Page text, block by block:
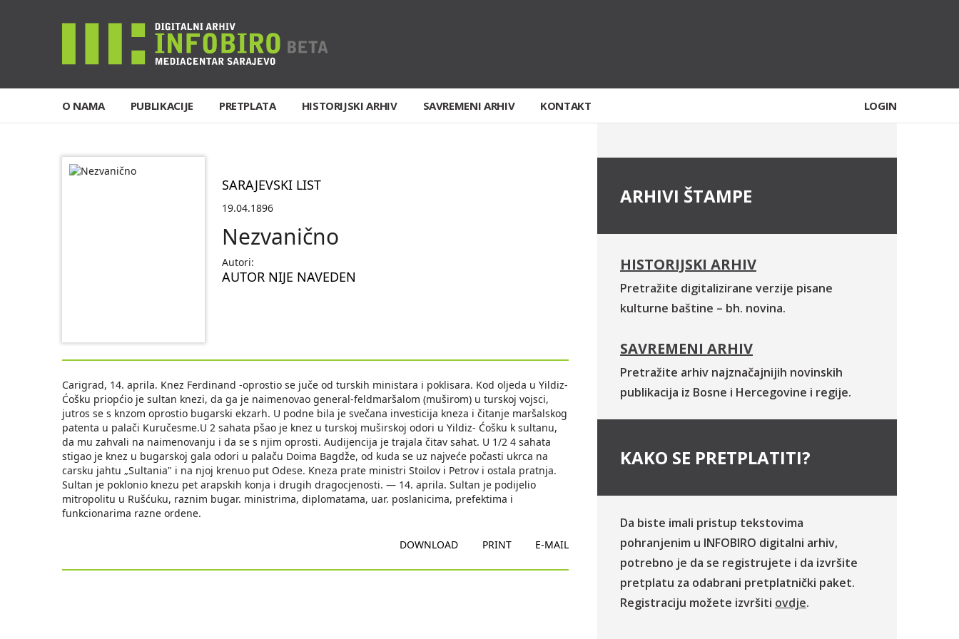
O NAMA PUBLIKACIJE PRETPLATA HISTORIJSKI ARHIV SAVREMENI ARHIV KONTAKT LOGIN
SARAJEVSKI LIST
19.04.1896
Nezvanično
Autori:
AUTOR NIJE NAVEDEN
Carigrad, 14. aprila. Knez Ferdinand -oprostio se juče od turskih ministara i poklisara. Kod oljeda u Yildiz-
Ćošku priopćio je sultan knezi, da ga je naimenovao general-feldmaršalom (muširom) u turskoj vojsci,
jutros se s knzom oprostio bugarski ekzarh. U podne bila je svečana investicija kneza i čitanje maršalskog
patenta u palači Kuručesme.U 2 sahata pšao je knez u turskoj muširskoj odori u Yildiz- Ćošku k sultanu,
da mu zahvali na naimenovanju i da se s njim oprosti. Audijencija je trajala čitav sahat. U 1/2 4 sahata
stigao je knez u bugarskoj gala odori u palaču Doima Bagdže, od kuda se uz najveće počasti ukrca na
carsku jahtu „Sultania" i na njoj krenuo put Odese. Kneza prate ministri Stoilov i Petrov i ostala pratnja.
Sultan je poklonio knezu pet arapskih konja i drugih dragocjenosti. — 14. aprila. Sultan je podijelio
mitropolitu u Rušćuku, raznim bugar. ministrima, diplomatama, uar. poslanicima, prefektima i
funkcionarima razne ordene.
DOWNLOAD PRINT E-MAIL
ARHIVI ŠTAMPE
HISTORIJSKI ARHIV
Pretražite digitalizirane verzije pisane
kulturne baštine – bh. novina.
SAVREMENI ARHIV
Pretražite arhiv najznačajnijih novinskih
publikacija iz Bosne i Hercegovine i regije.
KAKO SE PRETPLATITI?
Da biste imali pristup tekstovima
pohranjenim u INFOBIRO digitalni arhiv,
potrebno je da se registrujete i da izvršite
pretplatu za odabrani pretplatnički paket.
Registraciju možete izvršiti ovdje.